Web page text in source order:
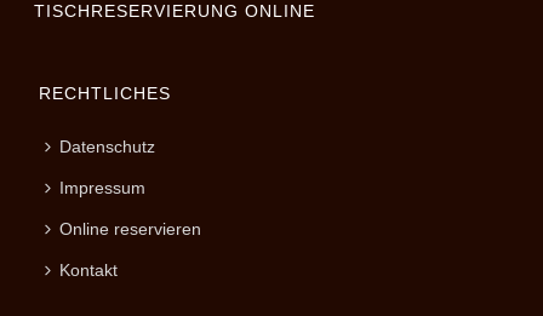
TISCHRESERVIERUNG ONLINE
RECHTLICHES
Datenschutz
Impressum
Online reservieren
Kontakt